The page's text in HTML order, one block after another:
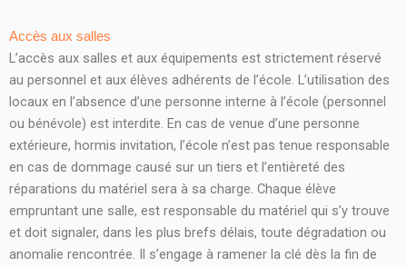
Accès aux salles
L’accès aux salles et aux équipements est strictement réservé
au personnel et aux élèves adhérents de l’école. L’utilisation des
locaux en l’absence d’une personne interne à l’école (personnel
ou bénévole) est interdite. En cas de venue d’une personne
extérieure, hormis invitation, l’école n’est pas tenue responsable
en cas de dommage causé sur un tiers et l’entièreté des
réparations du matériel sera à sa charge. Chaque élève
empruntant une salle, est responsable du matériel qui s’y trouve
et doit signaler, dans les plus brefs délais, toute dégradation ou
anomalie rencontrée. Il s’engage à ramener la clé dès la fin de